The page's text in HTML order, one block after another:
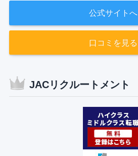
公式サイトへ
口コミを見る
JACリクルートメント